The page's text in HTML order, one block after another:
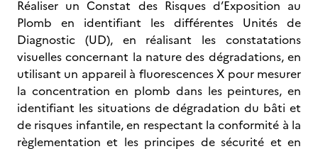
Réaliser un Constat des Risques d’Exposition au
Plomb en identifiant les différentes Unités de
Diagnostic (UD), en réalisant les constatations
visuelles concernant la nature des dégradations, en
utilisant un appareil à fluorescences X pour mesurer
la concentration en plomb dans les peintures, en
identifiant les situations de dégradation du bâti et
de risques infantile, en respectant la conformité à la
règlementation et les principes de sécurité et en